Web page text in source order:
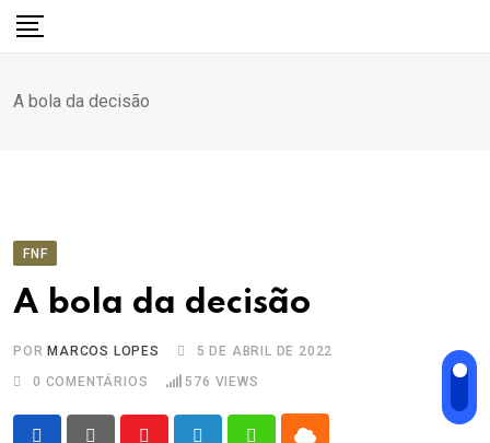
para
conteúdo
A bola da decisão
FNF
A bola da decisão
POR MARCOS LOPES
5 DE ABRIL DE 2022
0 COMENTÁRIOS 576 VIEWS